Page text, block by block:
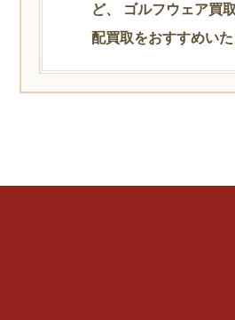
ど、
ゴルフウェア買
配買取をおすすめいた